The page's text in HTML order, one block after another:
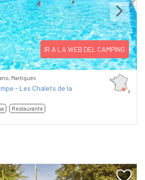
Next
IR A LA WEB DEL CAMPING
Martigues
- Les Chalets de la
Restaurante